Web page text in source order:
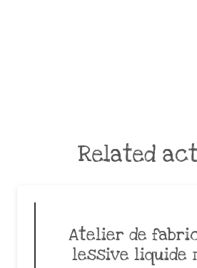
Related
Atelier de
lessive liquide